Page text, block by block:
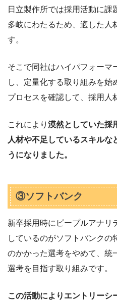
日立製作所では採用活動に
多岐にわたるため、適した人
す。
そこで同社はハイパフォーマ
し、定量化する取り組みを始
プロセスを確認して、採用人
これにより 漠然としていた採
人材や不足しているスキルな
うになりました。
③ソフトバンク
新卒採用時にピープルアナリ
しているのがソフトバンクの
のかかった選考をやめて、統
選考を目指す取り組みです。
この活動によりエントリーシ